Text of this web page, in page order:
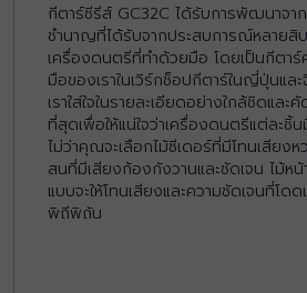
กีตาร์ซีรีส์ GC32C ได้รับการพัฒนาจา
ชำนาญที่ได้รับจากประสบการณ์หลายสิ
เครื่องดนตรีที่ทำด้วยมือ โดยเป็นกีตา
มือของเราในเวิร์กช็อปกีตาร์ในญี่ปุ่นแล
เราใส่ใจในรายละเอียดอย่างใกล้ชิดแล
ที่สุดเพื่อให้แน่ใจว่าเครื่องดนตรีแต่ละ
ไม่ว่าคุณจะเลือกไม้ซีเดอร์ที่มีโทนเสียง
สนที่มีเสียงก้องกังวานและชัดเจน ไม้ห
แบบจะให้โทนเสียงและความชัดเจนที่โด
พิถีพิถัน